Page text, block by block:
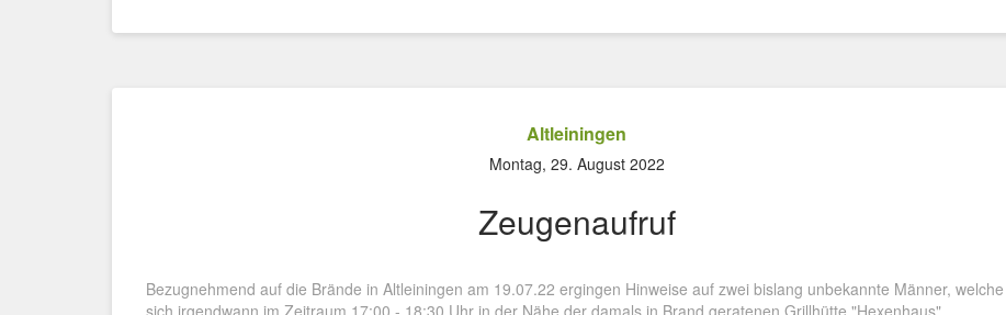
Altleiningen
Montag, 29. August 2022
Zeugenaufruf
Bezugnehmend auf die Brände in Altleiningen am 19.07.22 ergingen Hinweise auf zwei bislang unbekannte Männer, welche
sich irgendwann im Zeitraum 17:00 - 18:30 Uhr in der Nähe der damals in Brand geratenen Grillhütte "Hexenhaus"